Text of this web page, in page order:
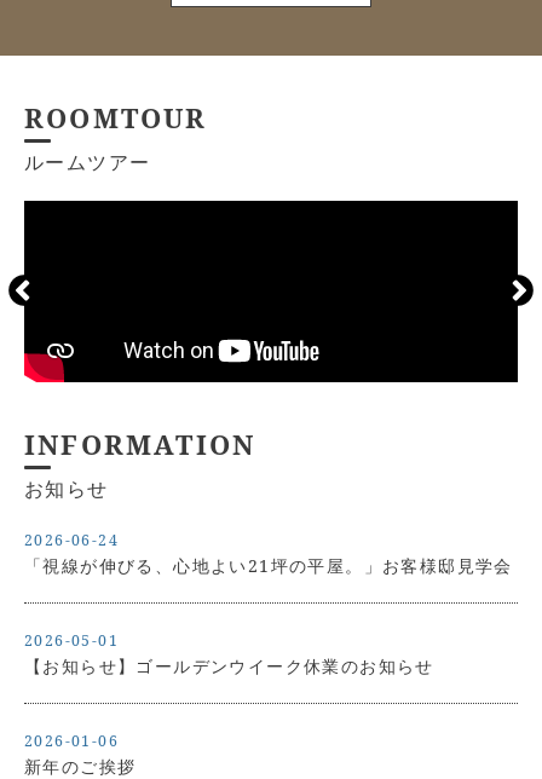
ROOMTOUR
ルームツアー
INFORMATION
お知らせ
2026-06-24
「視線が伸びる、心地よい21坪の平屋。」お客様邸見学会
2026-05-01
【お知らせ】ゴールデンウイーク休業のお知らせ
2026-01-06
新年のご挨拶